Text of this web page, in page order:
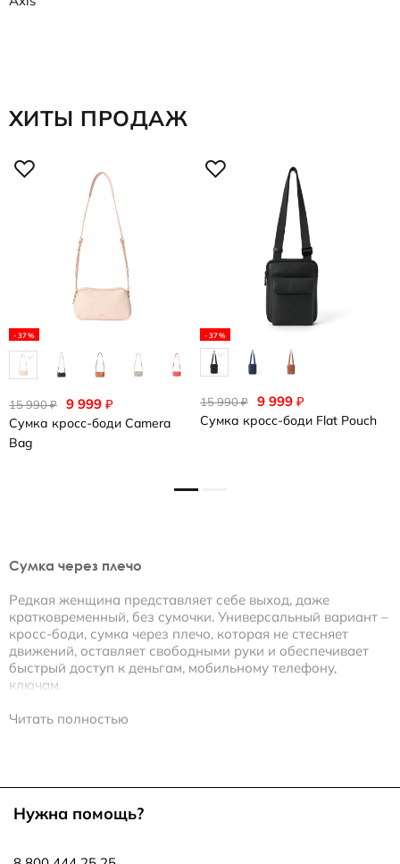
ХИТЫ ПРОДАЖ
-37%
еще 4
9 999 ₽
15 990₽
Сумка кросс-боди Camera
Bag
-37%
9 999 ₽
15 990₽
Сумка кросс-боди Flat Pouch
Сумка через плечо
Редкая женщина представляет себе выход, даже
кратковременный, без сумочки. Универсальный вариант –
кросс-боди, сумка через плечо, которая не стесняет
движений, оставляет свободными руки и обеспечивает
быстрый доступ к деньгам, мобильному телефону,
ключам.
Бренд ECCO представляет коллекцию женских и мужских
модных тенденций, имеют эргономичную внутреннюю
организацию, достаточно вместительны. Предлагаем
купить сумки через плечо овальной, круглой формы, в
Читать полностью
Нужна помощь?